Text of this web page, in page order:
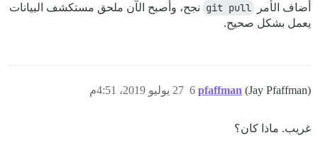
أضاف الأمر git pull نجح، وأصبح الآن ملحق مستكشف البيانات
يعمل بشكل صحيح.
pfaffman (Jay Pfaffman) 27 يوليو 2019، 4:51م 6
غريب. ماذا كان؟